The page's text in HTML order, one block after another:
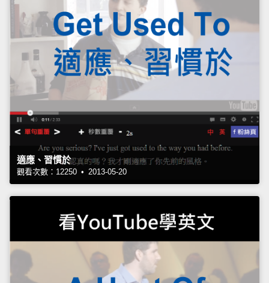
適應、習慣於
觀看次數：12250 • 2013-05-20